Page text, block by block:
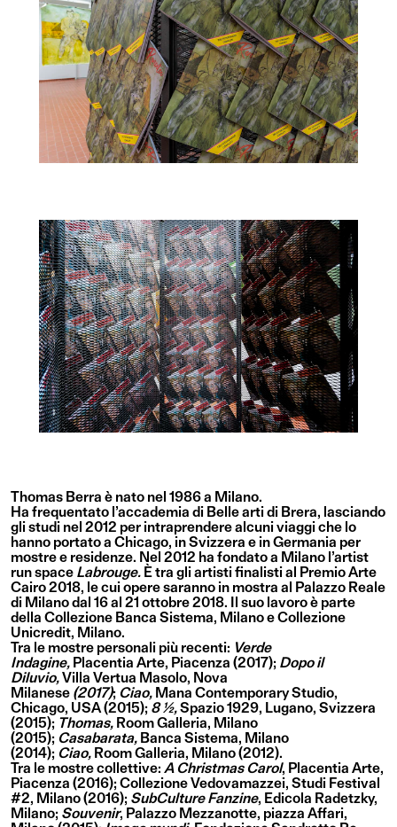
Thomas Berra è nato nel 1986 a Milano.
Ha frequentato l’accademia di Belle arti di Brera, lasciando
gli studi nel 2012 per intraprendere alcuni viaggi che lo
hanno portato a Chicago, in Svizzera e in Germania per
mostre e residenze. Nel 2012 ha fondato a Milano l’artist
run space Labrouge. È tra gli artisti finalisti al Premio Arte
Cairo 2018, le cui opere saranno in mostra al Palazzo Reale
di Milano dal 16 al 21 ottobre 2018. Il suo lavoro è parte
della Collezione Banca Sistema, Milano e Collezione
Unicredit, Milano.
Tra le mostre personali più recenti: Verde
Indagine, Placentia Arte, Piacenza (2017); Dopo il
Diluvio,Villa Vertua Masolo, Nova
Milanese (2017); Ciao, Mana Contemporary Studio,
Chicago, USA (2015); 8 ½,Spazio 1929, Lugano, Svizzera
(2015); Thomas, Room Galleria, Milano
(2015); Casabarata, Banca Sistema, Milano
(2014); Ciao, Room Galleria, Milano (2012).
Tra le mostre collettive: A Christmas Carol, Placentia Arte,
Piacenza (2016); Collezione Vedovamazzei, Studi Festival
#2, Milano (2016); SubCulture Fanzine, Edicola Radetzky,
Milano; Souvenir, Palazzo Mezzanotte, piazza Affari,